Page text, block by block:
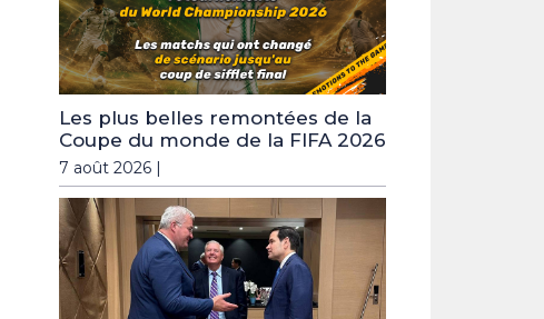
Les plus belles remontées de la
Coupe du monde de la FIFA 2026
7 août 2026 |